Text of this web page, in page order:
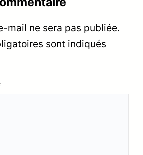
mail ne sera pas publiée.
sont indiqués